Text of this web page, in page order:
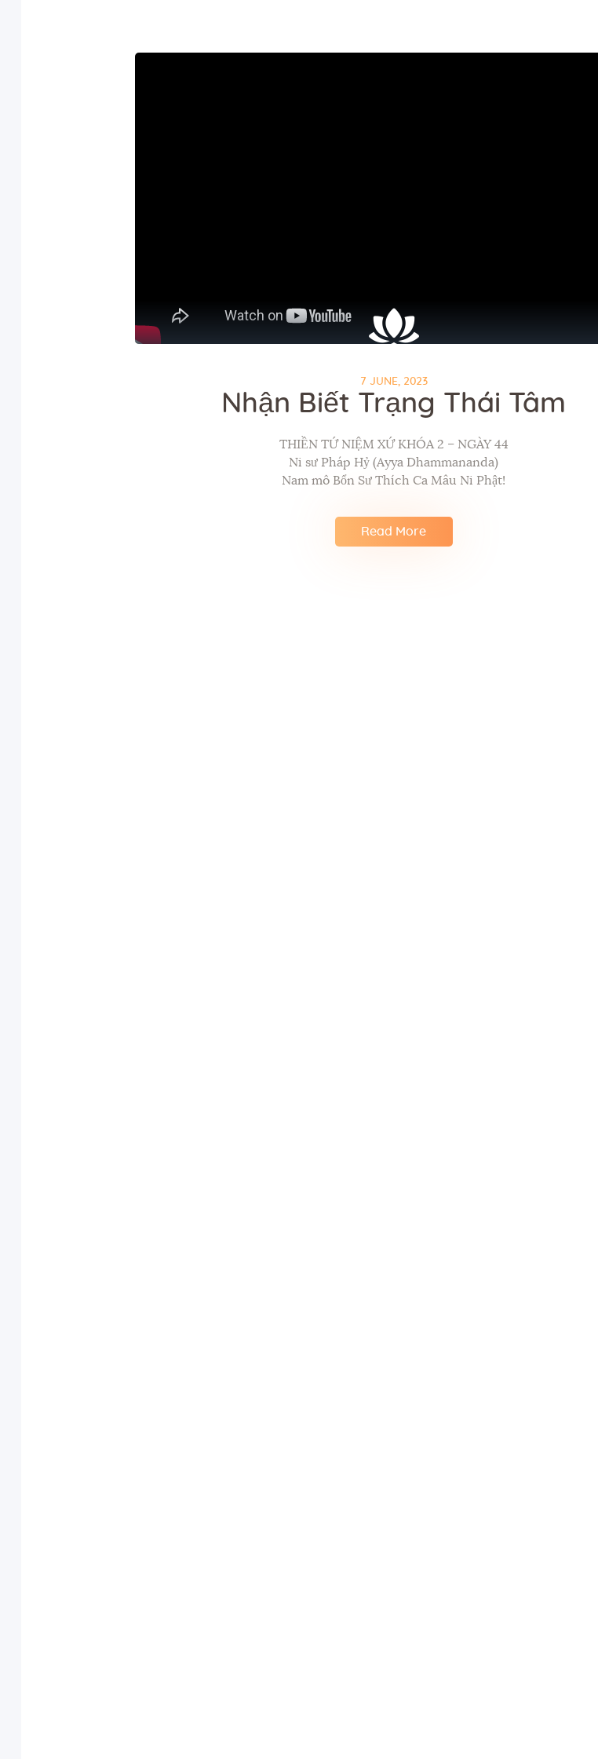
7 JUNE, 2023
Nhận Biết Trạng Thái Tâm
THIỀN TỨ NIỆM XỨ KHÓA 2 – NGÀY 44
Ni sư Pháp Hỷ (Ayya Dhammananda)
Nam mô Bổn Sư Thích Ca Mâu Ni Phật!
Read More